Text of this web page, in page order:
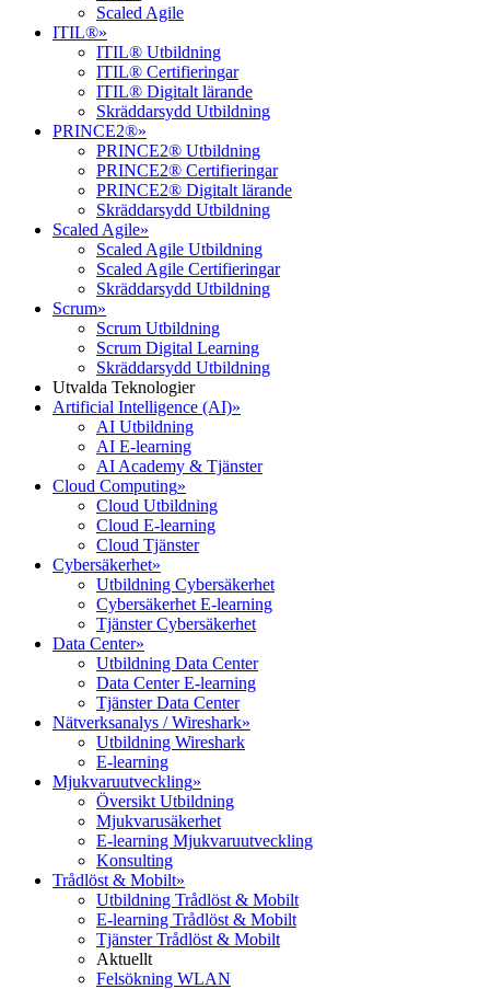
Scaled Agile
ITIL®»
ITIL® Utbildning
ITIL® Certifieringar
ITIL® Digitalt lärande
Skräddarsydd Utbildning
PRINCE2®»
PRINCE2® Utbildning
PRINCE2® Certifieringar
PRINCE2® Digitalt lärande
Skräddarsydd Utbildning
Scaled Agile»
Scaled Agile Utbildning
Scaled Agile Certifieringar
Skräddarsydd Utbildning
Scrum»
Scrum Utbildning
Scrum Digital Learning
Skräddarsydd Utbildning
Utvalda Teknologier
Artificial Intelligence (AI)»
AI Utbildning
AI E-learning
AI Academy & Tjänster
Cloud Computing»
Cloud Utbildning
Cloud E-learning
Cloud Tjänster
Cybersäkerhet»
Utbildning Cybersäkerhet
Cybersäkerhet E-learning
Tjänster Cybersäkerhet
Data Center»
Utbildning Data Center
Data Center E-learning
Tjänster Data Center
Nätverksanalys / Wireshark»
Utbildning Wireshark
E-learning
Mjukvaruutveckling»
Översikt Utbildning
Mjukvarusäkerhet
E-learning Mjukvaruutveckling
Konsulting
Trådlöst & Mobilt»
Utbildning Trådlöst & Mobilt
E-learning Trådlöst & Mobilt
Tjänster Trådlöst & Mobilt
Aktuellt
Felsökning WLAN